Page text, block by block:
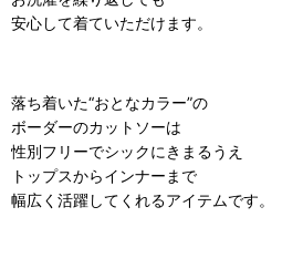
安心して着ていただけます。
落ち着いた“おとなカラー”の
ボーダーのカットソーは
性別フリーでシックにきまるうえ
トップスからインナーまで
幅広く活躍してくれるアイテムです。